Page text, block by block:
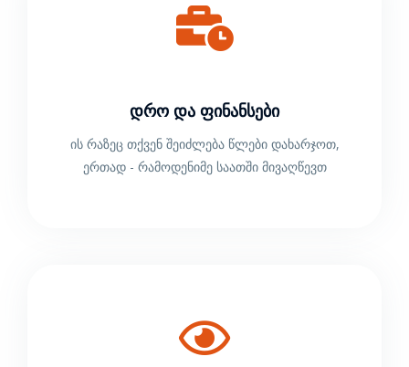
Დრო Და Ფინანსები
ის რაზეც თქვენ შეიძლება წლები დახარჯოთ,
ერთად - რამოდენიმე საათში მივაღწევთ